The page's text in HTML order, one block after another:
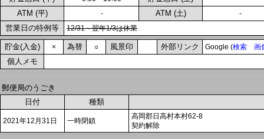
ATM (平) - ATM (土) -
営業日の特例等 12/31～翌年1/3は休業
貯金(入金) × 為替 ○ 風景印 外部リンク Google (検索 画
個人メモ
郵便局のうごき
日付
種類
2021年12月31日 一時閉鎖
高岡郡日高村本村62-8
契約解除